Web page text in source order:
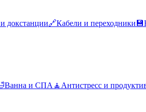
докстанции🔗Кабели и переходники 💾
Ванна и СПА 🧘 Антистресс и